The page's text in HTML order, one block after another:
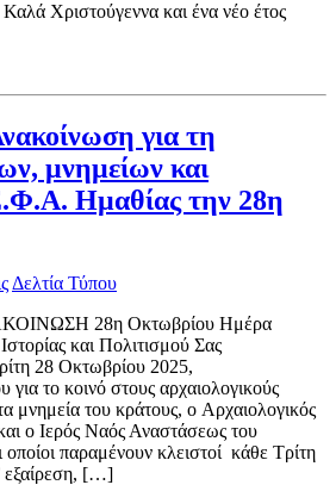
Χριστούγεννα και ένα νέο έτος
για τη
μνημείων και
Ημαθίας την 28η
Δελτία Τύπου
28η Οκτωβρίου Ημέρα
και Πολιτισμού Σας
28 Οκτωβρίου 2025,
για το κοινό στους αρχαιολογικούς
μνημεία του κράτους, ο Αρχαιολογικός
ο Ιερός Ναός Αναστάσεως του
παραμένουν κλειστοί κάθε Τρίτη
εξαίρεση, […]